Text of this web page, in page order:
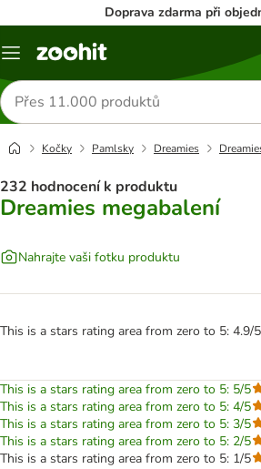
Doprava zdarma při
Menu
Hledat
produkty
Kočky Pamlsky Dreamies
232 hodnocení k produktu
Dreamies megabalení
Nahrajte vaši fotku produktu
This is a stars rating area from zero to 5: 4.9/5
This is a stars rating area from zero to 5: 5/5
This is a stars rating area from zero to 5: 4/5
This is a stars rating area from zero to 5: 3/5
This is a stars rating area from zero to 5: 2/5
This is a stars rating area from zero to 5: 1/5